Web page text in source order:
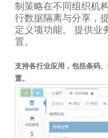
制策略在不同组织机
行数据隔离与分享，
定义项功能。 提供业
置。
支持各行业应用，包括条码
置。